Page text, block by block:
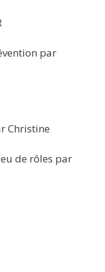
par
Christine
de rôles par